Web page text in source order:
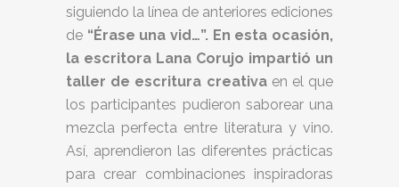
siguiendo la línea de anteriores ediciones
de “Érase una vid…”. En esta ocasión,
la escritora Lana Corujo impartió un
taller de escritura creativaen el que
los participantes pudieron saborear una
mezcla perfecta entre literatura y vino.
Así, aprendieron las diferentes prácticas
para crear combinaciones inspiradoras